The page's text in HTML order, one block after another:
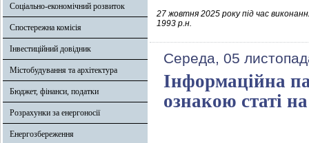
Соціально-економічний розвиток
Спостережна комісія
Інвестиційний довідник
Містобудування та архітектура
Бюджет, фінанси, податки
Розрахунки за енергоносії
Енергозбереження
27 жовтня 2025 року під час
1993 р.н.
Середа, 05
Інформаційна
ознакою статі